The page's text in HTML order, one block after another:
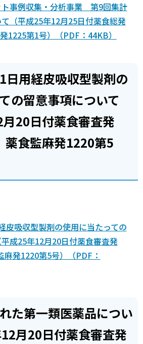
ト事例収集・分析事業 第9回集計
（平成25年12月25日付薬食総発
1225第1号）（PDF：44KB）
日用経皮吸収型製剤の
の留意事項について
月20日付薬食審査発
薬食監麻発1220第5
皮吸収型製剤の使用に当たっての
成25年12月20日付薬食審査発
発1220第5号）（PDF：
た第一類医薬品につい
月20日付薬食審査発